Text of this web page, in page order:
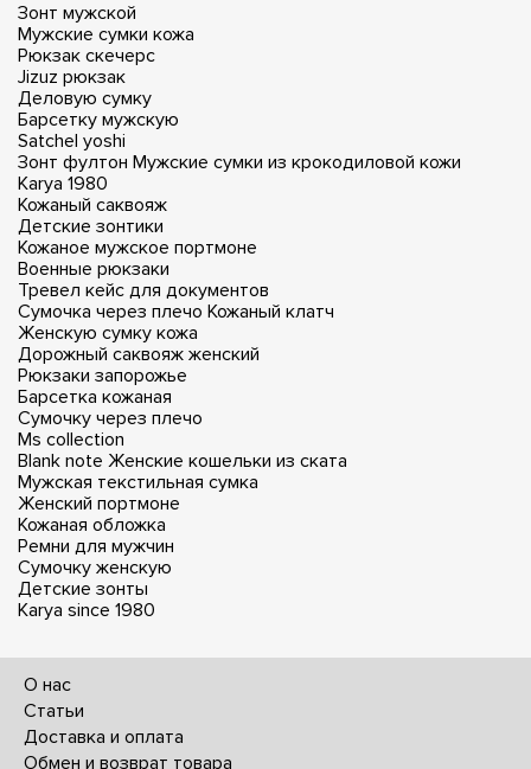
Зонт мужской
Мужские сумки кожа
Рюкзак скечерс
Jizuz рюкзак
Деловую сумку
Барсетку мужскую
Satchel yoshi
Зонт фултон Мужские сумки из крокодиловой кожи
Karya 1980
Кожаный саквояж
Детские зонтики
Кожаное мужское портмоне
Военные рюкзаки
Тревел кейс для документов
Сумочка через плечо Кожаный клатч
Женскую сумку кожа
Дорожный саквояж женский
Рюкзаки запорожье
Барсетка кожаная
Сумочку через плечо
Ms collection
Blank note Женские кошельки из ската
Мужская текстильная сумка
Женский портмоне
Кожаная обложка
Ремни для мужчин
Сумочку женскую
Детские зонты
Karya since 1980
О нас
Статьи
Доставка и оплата
Обмен и возврат товара